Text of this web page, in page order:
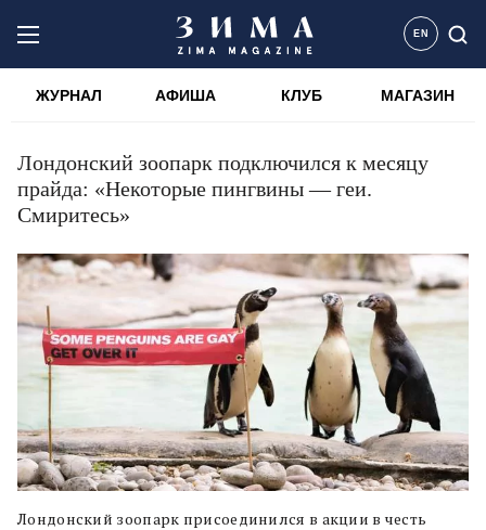
EN
ЖУРНАЛ АФИША КЛУБ МАГАЗИН
Лондонский зоопарк подключился к месяцу
прайда: «Некоторые пингвины — геи.
Смиритесь»
Лондонский зоопарк присоединился в акции в честь